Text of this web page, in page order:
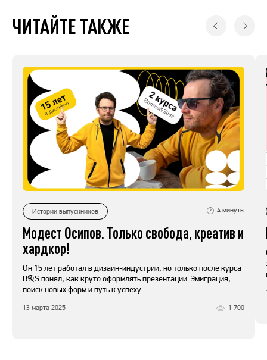
ЧИТАЙТЕ ТАКЖЕ
Истории выпускников 4 минуты
Модест Осипов. Только свобода, креатив и
хардкор!
Он 15 лет работал в дизайн-индустрии, но только после курса
B&S понял, как круто оформлять презентации. Эмиграция,
поиск новых форм и путь к успеху.
13 марта 2025 1 700